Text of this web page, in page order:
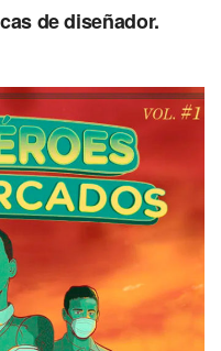
de diseñador.